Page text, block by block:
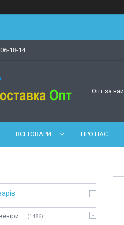
18-14
Опт за
ВСІ ТОВАРИ ПРО НАС
1486